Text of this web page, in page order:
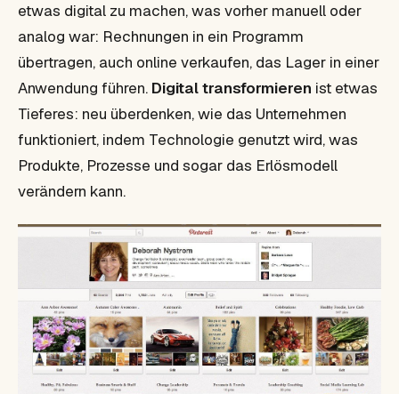
etwas digital zu machen, was vorher manuell oder
analog war: Rechnungen in ein Programm
übertragen, auch online verkaufen, das Lager in einer
Anwendung führen. Digital transformieren ist etwas
Tieferes: neu überdenken, wie das Unternehmen
funktioniert, indem Technologie genutzt wird, was
Produkte, Prozesse und sogar das Erlösmodell
verändern kann.